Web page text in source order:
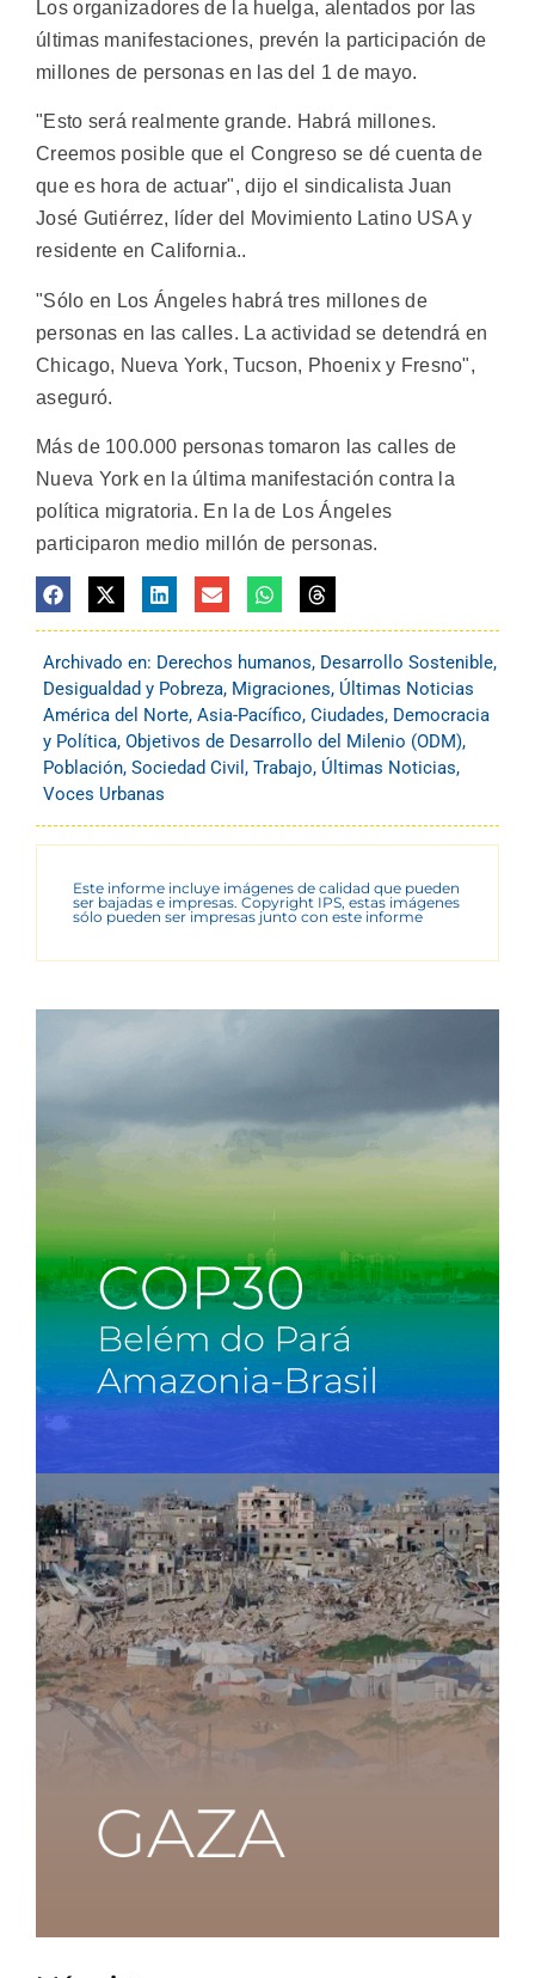
Los organizadores de la huelga, alentados por las
últimas manifestaciones, prevén la participación de
millones de personas en las del 1 de mayo.
"Esto será realmente grande. Habrá millones.
Creemos posible que el Congreso se dé cuenta de
que es hora de actuar", dijo el sindicalista Juan
José Gutiérrez, líder del Movimiento Latino USA y
residente en California..
"Sólo en Los Ángeles habrá tres millones de
personas en las calles. La actividad se detendrá en
Chicago, Nueva York, Tucson, Phoenix y Fresno",
aseguró.
Más de 100.000 personas tomaron las calles de
Nueva York en la última manifestación contra la
política migratoria. En la de Los Ángeles
participaron medio millón de personas.
Archivado en: Derechos humanos, Desarrollo Sostenible,
Desigualdad y Pobreza, Migraciones, Últimas Noticias
América del Norte, Asia-Pacífico, Ciudades, Democracia
y Política, Objetivos de Desarrollo del Milenio (ODM),
Población, Sociedad Civil , Trabajo, Últimas Noticias,
Voces Urbanas
Este informe incluye imágenes de calidad que pueden
ser bajadas e impresas. Copyright IPS, estas imágenes
sólo pueden ser impresas junto con este informe